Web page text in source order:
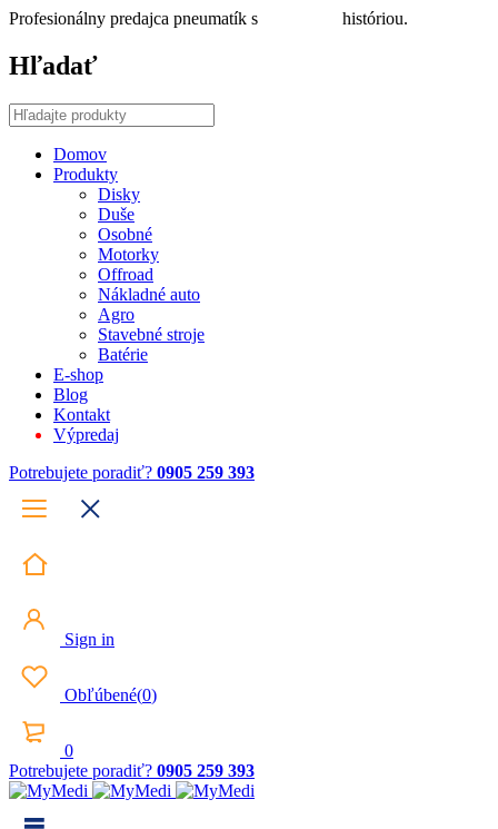
Profesionálny predajca pneumatík s históriou.
Hľadať
Domov
Produkty
Disky
Duše
Osobné
Motorky
Offroad
Nákladné auto
Agro
Stavebné stroje
Batérie
E-shop
Blog
Kontakt
Výpredaj
Potrebujete poradiť? 0905 259 393
Sign in
Obľúbené(0)
0
Potrebujete poradiť? 0905 259 393